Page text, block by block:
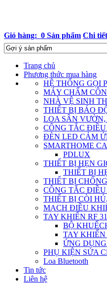
Giỏ hàng: 0 Sản phẩm Chi tiết
Trang chủ
Phương thức mua hàng
HỆ THỐNG GỌI
MÁY CHẤM
NHÀ VỆ SINH
THIẾT BỊ BÁO
LOA SÂN
CÔNG TẮC ĐIỀU
ĐÈN LED CẢM
SMARTHOME
PDLUX
THIẾT BỊ HẸN
THIẾT BỊ
THIẾT BỊ
CÔNG TẮC
THIẾT BỊ CÒI
MẠCH ĐIỀU
TAY KHIỂN RF
BỘ
TAY KHIỂN
ỨNG
PHỤ KIỆN SỬA
Loa Bluetooth
Tin tức
Liên hệ